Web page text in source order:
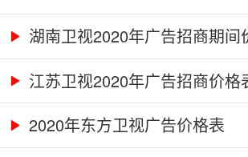
湖南卫视2020年广告招商期间
江苏卫视2020年广告招商价格
2020年东方卫视广告价格表